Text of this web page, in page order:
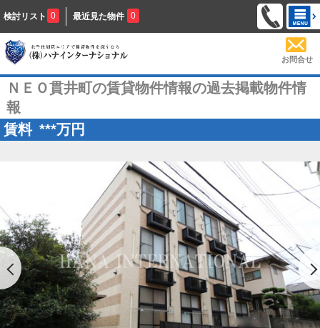
検討リスト 0 最近見た物件 0
お問合せ
ＮＥＯ貫井町の賃貸物件情報の過去掲載物件情
報
賃料 ***万円